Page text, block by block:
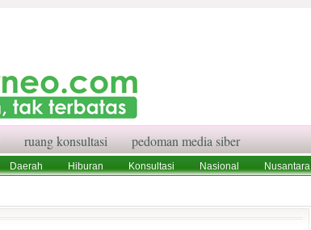
ruang konsultasi pedoman media siber
Daerah Hiburan Konsultasi Nasional Nusantara